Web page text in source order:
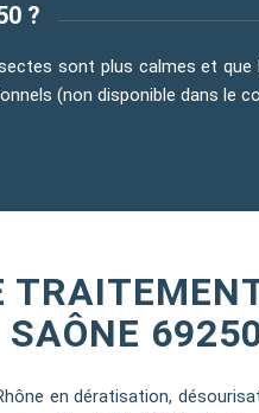
?
sont plus calmes et
(non disponible dans le
SAÔNE
en dératisation,